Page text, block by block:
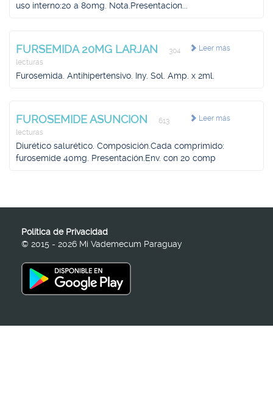
uso interno:20 a 80mg. Nota.Presentacion...
Leer más
FURSEMIDA 20MG LARJAN
304
lecturas
Furosemida. Antihipertensivo. Iny. Sol. Amp. x 2ml.
Leer más
FUROSEMIDE ASUNCION
613
lecturas
Diurético salurético. Composición.Cada comprimido:
furosemide 40mg. Presentación.Env. con 20 comp
Política de Privacidad
© 2015 - 2026 Mi Vademecum Paraguay